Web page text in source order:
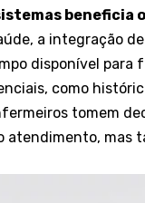
beneficia
a integração
disponível
como
tomem
atendimento, mas